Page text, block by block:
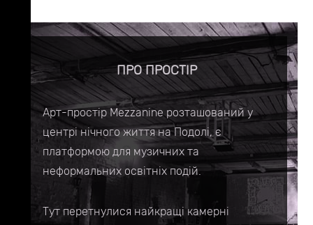
ПРО ПРОСТІР
Арт-простір Mezzanine розташований у
центрі нічного життя на Подолі, є
платформою для музичних та
неформальних освітніх подій.
Тут перетнулися найкращі камерні